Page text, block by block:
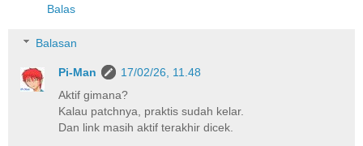
Balas
Balasan
Pi-Man
17/02/26, 11.48
Aktif gimana?
Kalau patchnya, praktis sudah kelar.
Dan link masih aktif terakhir dicek.